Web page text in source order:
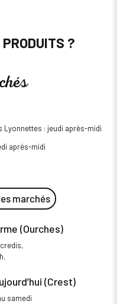
PRODUITS ?
Lyonnettes : jeudi après-midi
après-midi
marchés
(Ourches)
(Crest)
samedi